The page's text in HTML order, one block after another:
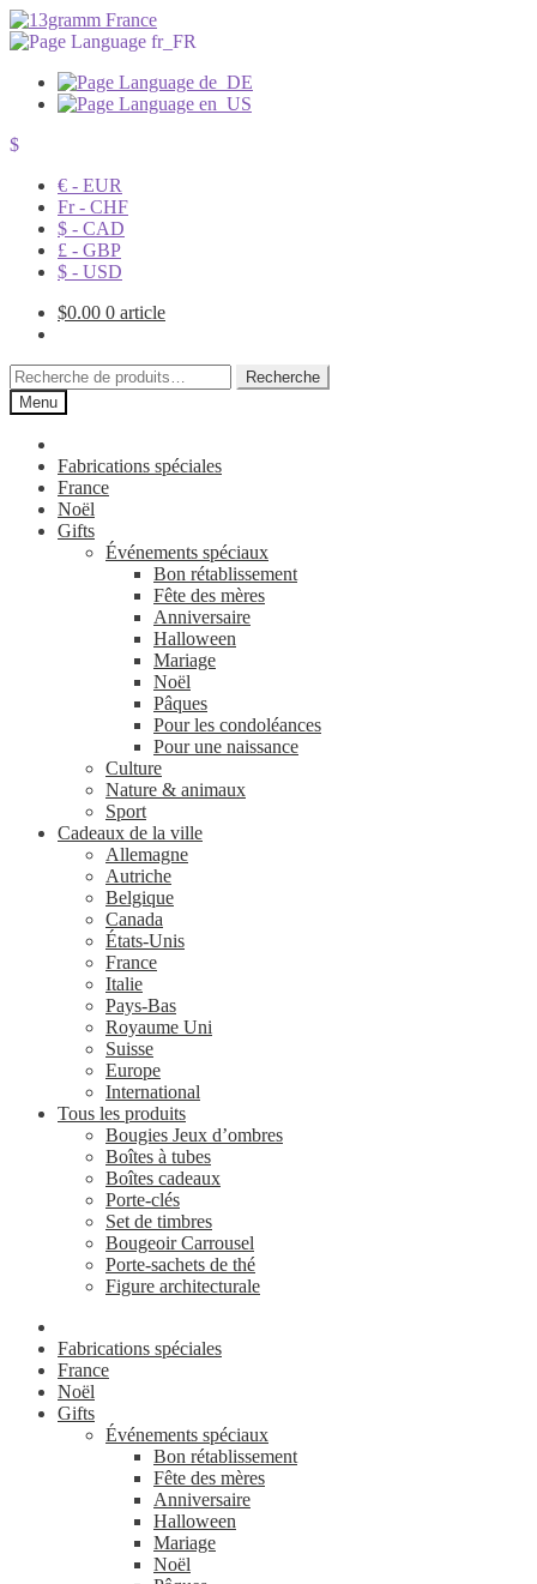
$
€ - EUR
Fr - CHF
$ - CAD
£ - GBP
$ - USD
$0.00 0 article
Recherche
pour :
Recherche
Menu
Fabrications spéciales
France
Noël
Gifts
Événements spéciaux
Bon rétablissement
Fête des mères
Anniversaire
Halloween
Mariage
Noël
Pâques
Pour les condoléances
Pour une naissance
Culture
Nature & animaux
Sport
Cadeaux de la ville
Allemagne
Autriche
Belgique
Canada
États-Unis
France
Italie
Pays-Bas
Royaume Uni
Suisse
Europe
International
Tous les produits
Bougies Jeux d’ombres
Boîtes à tubes
Boîtes cadeaux
Porte-clés
Set de timbres
Bougeoir Carrousel
Porte-sachets de thé
Figure architecturale
Fabrications spéciales
France
Noël
Gifts
Événements spéciaux
Bon rétablissement
Fête des mères
Anniversaire
Halloween
Mariage
Noël